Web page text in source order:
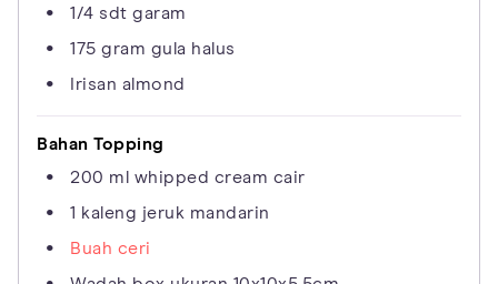
1/4 sdt garam
175 gram gula halus
Irisan almond
Bahan Topping
200 ml whipped cream cair
1 kaleng jeruk mandarin
Buah ceri